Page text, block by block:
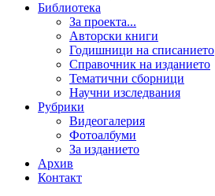
Библиотека
За проекта...
Авторски книги
Годишници на списанието
Справочник на изданието
Тематични сборници
Научни изследвания
Рубрики
Видеогалерия
Фотоалбуми
За изданието
Архив
Контакт